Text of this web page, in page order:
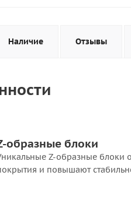
Наличие Отзывы
образные блоки
Z-образные блоки
и повышают